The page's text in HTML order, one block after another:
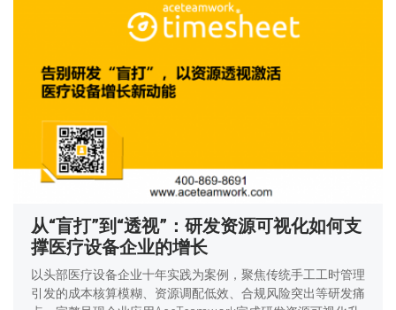
从“盲打”到“透视”：研发资源可视化如何支
撑医疗设备企业的增长
以头部医疗设备企业十年实践为案例，聚焦传统手工工时管理
引发的成本核算模糊、资源调配低效、合规风险突出等研发痛